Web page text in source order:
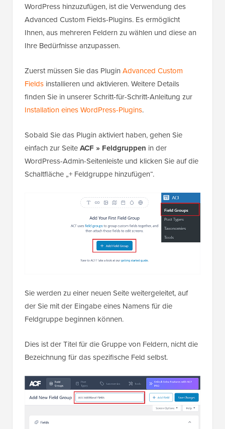
WordPress hinzuzufügen, ist die Verwendung des
Advanced Custom Fields-Plugins. Es ermöglicht
Ihnen, aus mehreren Feldern zu wählen und diese an
Ihre Bedürfnisse anzupassen.
Zuerst müssen Sie das Plugin Advanced Custom
Fields installieren und aktivieren. Weitere Details
finden Sie in unserer Schritt-für-Schritt-Anleitung zur
Installation eines WordPress-Plugins.
Sobald Sie das Plugin aktiviert haben, gehen Sie
einfach zur SeiteACF » Feldgruppen in der
WordPress-Admin-Seitenleiste und klicken Sie auf die
Schaltfläche „+ Feldgruppe hinzufügen“.
Sie werden zu einer neuen Seite weitergeleitet, auf
der Sie mit der Eingabe eines Namens für die
Feldgruppe beginnen können.
Dies ist der Titel für die Gruppe von Feldern, nicht die
Bezeichnung für das spezifische Feld selbst.